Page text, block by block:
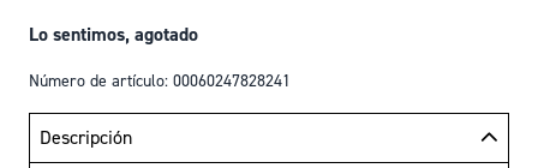
Lo sentimos, agotado
Número de artículo: 00060247828241
Descripción